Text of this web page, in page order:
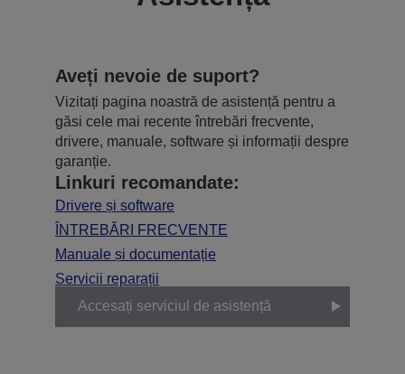
Aveți nevoie de suport?
Vizitați pagina noastră de asistență pentru a
găsi cele mai recente întrebări frecvente,
drivere, manuale, software și informații despre
garanție.
Linkuri recomandate:
Drivere și software
ÎNTREBĂRI FRECVENTE
Manuale și documentație
Servicii reparații
Accesați serviciul de asistență